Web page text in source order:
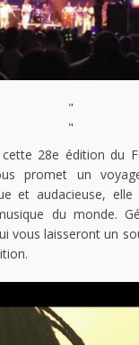
"
"
28e édition du
promet un
et audacieuse,
du monde.
vous laisseront un